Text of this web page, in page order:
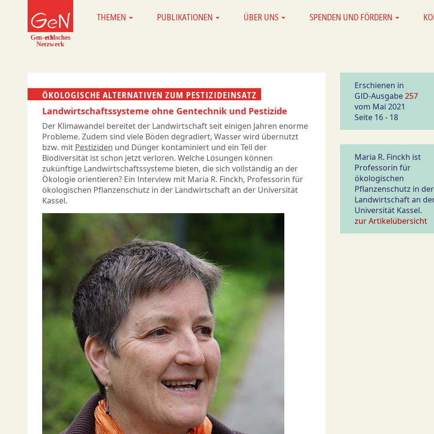
MAINTHEMEN PUBLIKATIONEN ÜBER UNS SPENDEN UND FÖRDERN
ÖKOLOGISCHE ALTERNATIVEN ZUM PESTIZIDEINSATZ
Landwirtschaftssysteme ohne Gentechnik und Pestizide
Der Klimawandel bereitet der Landwirtschaft seit einigen Jahren enorme
Probleme. Zudem sind viele Böden degradiert, Wasser wird übernutzt
bzw. mit Pestiziden und Dünger kontaminiert und ein Teil der
Biodiversität ist schon jetzt verloren. Welche Lösungen können
zukünftige Landwirtschaftssysteme bieten, die sich vollständig an der
Ökologie orientieren? Ein Interview mit Maria R. Finckh, Professorin für
ökologischen Pflanzenschutz in der Landwirtschaft an der Universität
Kassel.
Erschienen in
GID-Ausgabe257
vom Mai 2021
Seite 16 - 18
Maria R. Finckh ist
Professorin für
ökologischen
Pflanzenschutz in der
Landwirtschaft an
Universität Kassel.
zur Artikelübersicht